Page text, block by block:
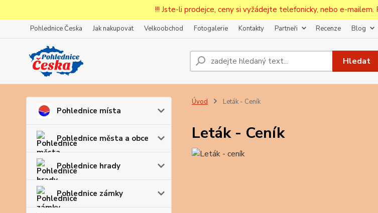
!!! Jste-li prodejce, ceny si vyžádejte telefonicky, nebo e-mailem.
Pohlednice Česka Jak nakupovat Velkoobchod Fotogalerie Kontakty Partneři Recenze Blog
Hledat
Pohlednice místa
Pohlednice města a obce
Pohlednice hrady
Pohlednice zámky
Úvod Leták - Ceník
Leták - Ceník
Prodejcům bude po zaregistrování nastavena
první objednávce.
Přeji si odebírat novinky e-mailem dle